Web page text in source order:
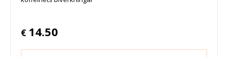
€ 14.50